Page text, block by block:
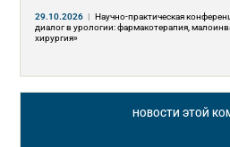
29.10.2026 | Научно-практическая
диалог в урологии: фармакотерапия,
хирургия»
НОВОСТИ ЭТОЙ